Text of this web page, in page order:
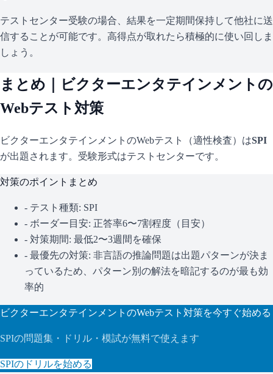
テストセンター受験の場合、結果を一定期間保持して他社に送
信することが可能です。高得点が取れたら積極的に使い回しま
しょう。
まとめ｜ ビクターエンタテインメント の
Webテスト対策
ビクターエンタテインメント のWebテスト（適性検査）はSPI
が出題されます。 受験形式はテストセンターです。
対策のポイントまとめ
- テスト種類: SPI
- ボーダー目安: 正答率6〜7割程度（目安）
- 対策期間: 最低2〜3週間を確保
- 最優先の対策: 非言語の推論問題は出題パターンが決ま
っているため、パターン別の解法を暗記するのが最も効
率的
ビクターエンタテインメント のWebテスト対策を今すぐ始める
SPIの問題集・ドリル・模試が無料で使えます
SPIのドリルを始める